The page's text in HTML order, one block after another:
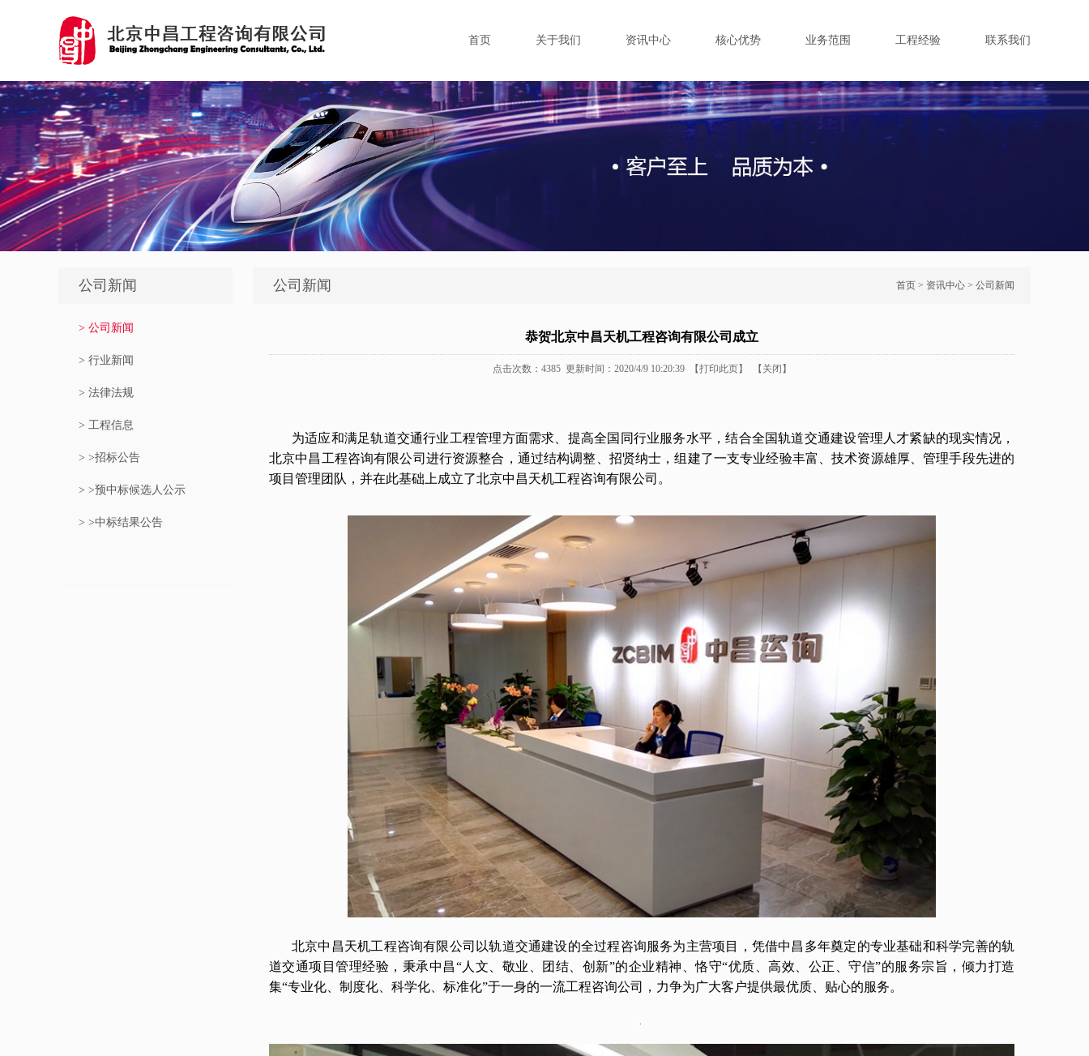
首页 关于我们 资讯中心 核心优势 业务范围 工程经验 联系我们
公司新闻
> 公司新闻
> 行业新闻
> 法律法规
> 工程信息
> >招标公告
> >预中标候选人公示
> >中标结果公告
公司新闻 首页 > 资讯中心 > 公司新闻
恭贺北京中昌天机工程咨询有限公司成立
点击次数： 4385更新时间：2020/4/9 10:20:39 【打印此页】 【 关闭 】
为适应和满足轨道交通行业工程管理方面需求、提高全国同行业服务水平，结合全国轨道交通建设管理人才紧缺的现实情况，
北京中昌工程咨询有限公司进行资源整合，通过结构调整、招贤纳士，组建了一支专业经验丰富、技术资源雄厚、管理手段先进的
项目管理团队，并在此基础上成立了北京中昌天机工程咨询有限公司。
北京中昌天机工程咨询有限公司以轨道交通建设的全过程咨询服务为主营项目，凭借中昌多年奠定的专业基础和科学完善的轨
道交通项目管理经验，秉承中昌“人文、敬业、团结、创新”的企业精神、恪守“优质、高效、公正、守信”的服务宗旨，倾力打造
集“专业化、制度化、科学化、标准化”于一身的一流工程咨询公司，力争为广大客户提供最优质、贴心的服务。